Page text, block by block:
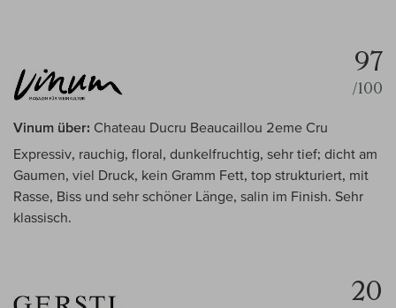
97
/100
Vinum über: Chateau Ducru Beaucaillou 2eme Cru
Expressiv, rauchig, floral, dunkelfruchtig, sehr tief; dicht am
Gaumen, viel Druck, kein Gramm Fett, top strukturiert, mit
Rasse, Biss und sehr schöner Länge, salin im Finish. Sehr
klassisch.
20